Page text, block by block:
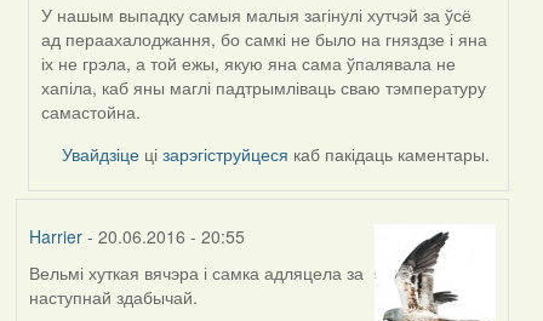
У нашым выпадку самыя малыя загінулі хутчэй за ўсё
ад пераахалоджання, бо самкі не было на гняздзе і яна
іх не грэла, а той ежы, якую яна сама ўпалявала не
хапіла, каб яны маглі падтрымліваць сваю тэмпературу
самастойна.
Увайдзіце цізарэгіструйцеся каб пакідаць каментары.
Harrier- 20.06.2016 - 20:55
Вельмі хуткая вячэра і самка адляцела за
наступнай здабычай.